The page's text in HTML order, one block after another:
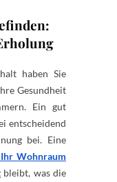
haben Sie
Gesundheit
Ein gut
entscheidend
bei. Eine
Wohnraum
bleibt, was die